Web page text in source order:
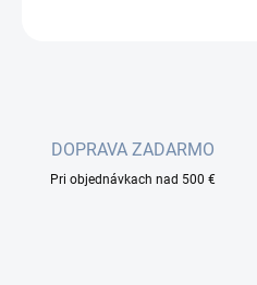
DOPRAVA ZADARMO
Pri objednávkach nad 500 €